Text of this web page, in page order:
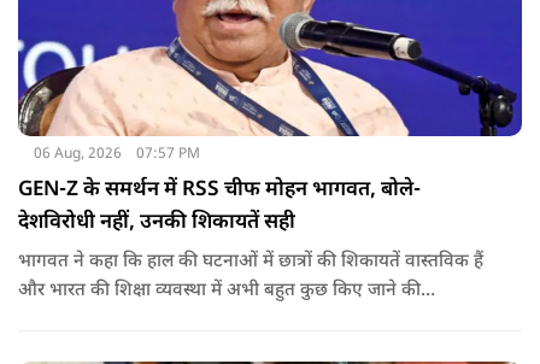
06 Aug, 2026 07:57 PM
GEN-Z के समर्थन में RSS चीफ मोहन भागवत, बोले-
देशविरोधी नहीं, उनकी शिकायतें सही
भागवत ने कहा कि हाल की घटनाओं में छात्रों की शिकायतें वास्तविक हैं
और भारत की शिक्षा व्यवस्था में अभी बहुत कुछ किए जाने की